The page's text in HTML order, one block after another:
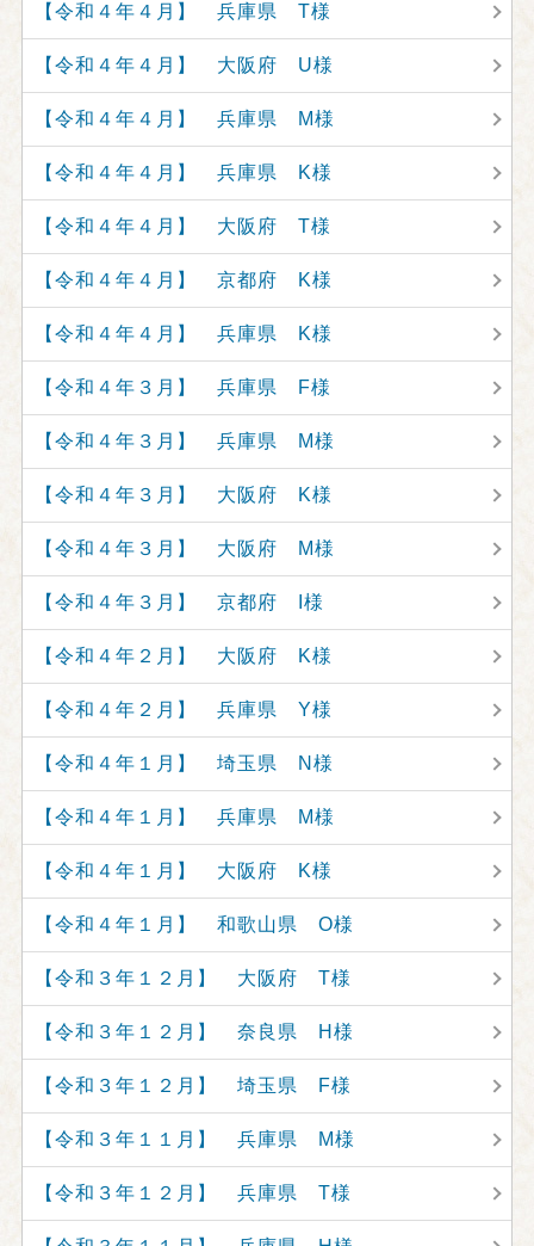
【令和４年４月】 兵庫県 T様
【令和４年４月】 大阪府 U様
【令和４年４月】 兵庫県 M様
【令和４年４月】 兵庫県 K様
【令和４年４月】 大阪府 T様
【令和４年４月】 京都府 K様
【令和４年４月】 兵庫県 K様
【令和４年３月】 兵庫県 F様
【令和４年３月】 兵庫県 M様
【令和４年３月】 大阪府 K様
【令和４年３月】 大阪府 M様
【令和４年３月】 京都府 I様
【令和４年２月】 大阪府 K様
【令和４年２月】 兵庫県 Y様
【令和４年１月】 埼玉県 N様
【令和４年１月】 兵庫県 M様
【令和４年１月】 大阪府 K様
【令和４年１月】 和歌山県 O様
【令和３年１２月】 大阪府 T様
【令和３年１２月】 奈良県 H様
【令和３年１２月】 埼玉県 F様
【令和３年１１月】 兵庫県 M様
【令和３年１２月】 兵庫県 T様